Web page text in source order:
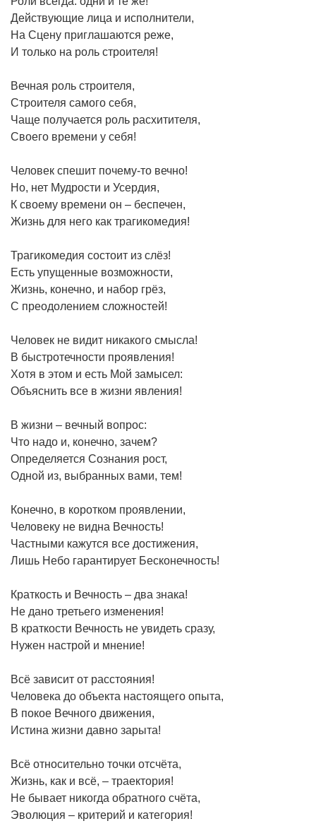
Действующие лица и исполнители,
На Сцену приглашаются реже,
И только на роль строителя!
Вечная роль строителя,
Строителя самого себя,
Чаще получается роль расхитителя,
Своего времени у себя!
Человек спешит почему-то вечно!
Но, нет Мудрости и Усердия,
К своему времени он – беспечен,
Жизнь для него как трагикомедия!
Трагикомедия состоит из слёз!
Есть упущенные возможности,
Жизнь, конечно, и набор грёз,
С преодолением сложностей!
Человек не видит никакого смысла!
В быстротечности проявления!
Хотя в этом и есть Мой замысел:
Объяснить все в жизни явления!
В жизни – вечный вопрос:
Что надо и, конечно, зачем?
Определяется Сознания рост,
Одной из, выбранных вами, тем!
Конечно, в коротком проявлении,
Человеку не видна Вечность!
Частными кажутся все достижения,
Лишь Небо гарантирует Бесконечность!
Краткость и Вечность – два знака!
Не дано третьего изменения!
В краткости Вечность не увидеть сразу,
Нужен настрой и мнение!
Всё зависит от расстояния!
Человека до объекта настоящего опыта,
В покое Вечного движения,
Истина жизни давно зарыта!
Всё относительно точки отсчёта,
Жизнь, как и всё, – траектория!
Не бывает никогда обратного счёта,
Эволюция – критерий и категория!